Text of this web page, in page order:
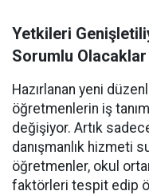
Yetkileri
Sorumlu Olacaklar
Hazırlanan yeni
öğretmenlerin iş
değişiyor. Artık
danışmanlık hizmeti
öğretmenler, okul
faktörleri tespit edip